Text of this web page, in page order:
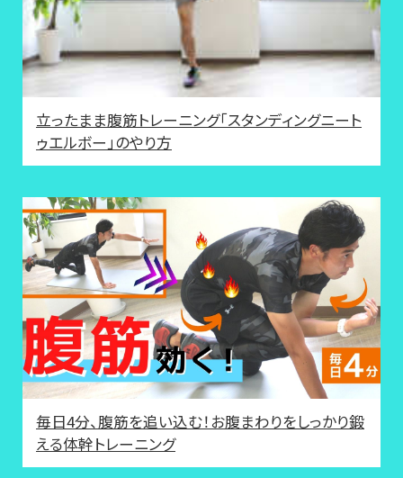
立ったまま腹筋トレーニング「スタンディングニート
ゥエルボー」のやり方
毎日4分、腹筋を追い込む！お腹まわりをしっかり鍛
える体幹トレーニング